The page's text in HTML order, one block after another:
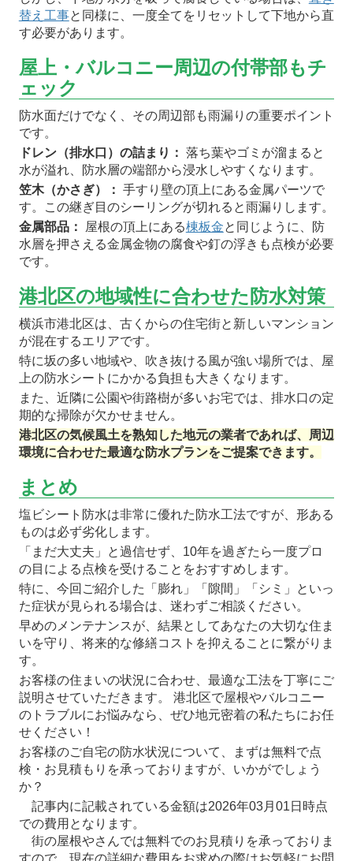
替え工事と同様に、一度全てをリセットして下地から直
す必要があります。
屋上・バルコニー周辺の付帯部もチ
ェック
防水面だけでなく、その周辺部も雨漏りの重要ポイント
です。
ドレン（排水口）の詰まり： 落ち葉やゴミが溜まると
水が溢れ、防水層の端部から浸水しやすくなります。
笠木（かさぎ）： 手すり壁の頂上にある金属パーツで
す。この継ぎ目のシーリングが切れると雨漏りします。
金属部品：
屋根の頂上にある棟板金と同じように、防
水層を押さえる金属金物の腐食や釘の浮きも点検が必要
です。
港北区の地域性に合わせた防水対策
横浜市港北区は、古くからの住宅街と新しいマンション
が混在するエリアです。
特に坂の多い地域や、吹き抜ける風が強い場所では、屋
上の防水シートにかかる負担も大きくなります。
また、近隣に公園や街路樹が多いお宅では、排水口の定
期的な掃除が欠かせません。
港北区の気候風土を熟知した地元の業者であれば、周辺
環境に合わせた最適な防水プランをご提案できます。
まとめ
塩ビシート防水は非常に優れた防水工法ですが、形ある
ものは必ず劣化します。
「まだ大丈夫」と過信せず、10年を過ぎたら一度プロ
の目による点検を受けることをおすすめします。
特に、今回ご紹介した「膨れ」「隙間」「シミ」といっ
た症状が見られる場合は、迷わずご相談ください。
早めのメンテナンスが、結果としてあなたの大切な住ま
いを守り、将来的な修繕コストを抑えることに繋がりま
す。
お客様の住まいの状況に合わせ、最適な工法を丁寧にご
説明させていただきます。 港北区で屋根やバルコニー
のトラブルにお悩みなら、ぜひ地元密着の私たちにお任
せください！
お客様のご自宅の防水状況について、まずは無料で点
検・お見積もりを承っておりますが、いかがでしょう
か？
記事内に記載されている金額は2026年03月01日時点
での費用となります。
街の屋根やさんでは無料でのお見積りを承っておりま
すので、現在の詳細な費用をお求めの際はお気軽にお問